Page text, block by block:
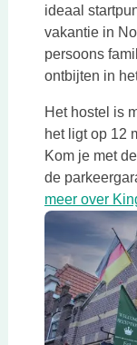
ideaal
vakantie in
persoons
ontbijten in
Het hostel is
het ligt op 12
Kom je met
de
meer over